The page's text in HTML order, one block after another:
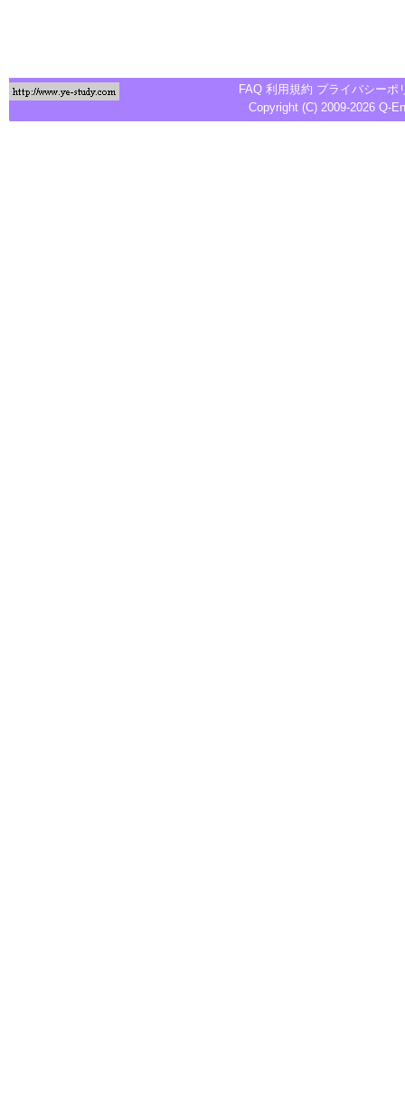
FAQ 利用規約 プライバシーポ
Copyright (C) 2009-2026 Q-